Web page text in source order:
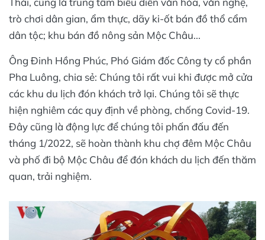
trò chơi dân gian, ẩm thực, dãy ki-ốt bán đồ thổ cẩm
dân tộc; khu bán đồ nông sản Mộc Châu...
Ông Đinh Hồng Phúc, Phó Giám đốc Công ty cổ phần
Pha Luông, chia sẻ: Chúng tôi rất vui khi được mở cửa
các khu du lịch đón khách trở lại. Chúng tôi sẽ thực
hiện nghiêm các quy định về phòng, chống Covid-19.
Đây cũng là động lực để chúng tôi phấn đấu đến
tháng 1/2022, sẽ hoàn thành khu chợ đêm Mộc Châu
và phố đi bộ Mộc Châu để đón khách du lịch đến thăm
quan, trải nghiệm.